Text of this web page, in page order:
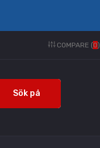
COMPARE (0)
Sök på